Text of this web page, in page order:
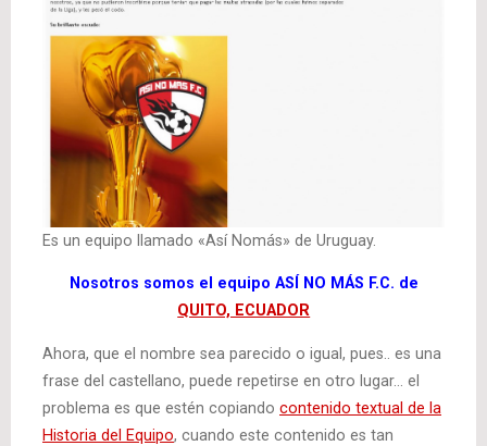
Es un equipo llamado «Así Nomás» de Uruguay.
Nosotros somos el equipo ASÍ NO MÁS F.C. de
QUITO, ECUADOR
Ahora, que el nombre sea parecido o igual, pues.. es una
frase del castellano, puede repetirse en otro lugar… el
problema es que estén copiando contenido textual de la
Historia del Equipo, cuando este contenido es tan